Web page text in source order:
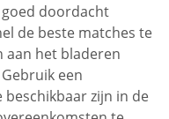
goed doordacht
de beste matches te
aan het bladeren
een
zijn in de